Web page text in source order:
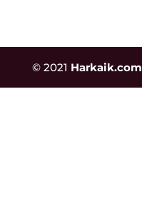
© 2021 Harkaik.com